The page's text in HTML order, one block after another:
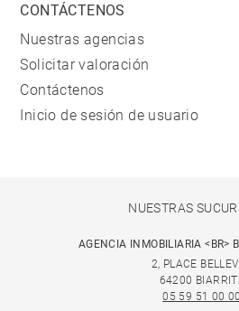
CONTÁCTENOS
Nuestras agencias
Solicitar valoración
Contáctenos
Inicio de sesión de usuario
NUESTRAS
AGENCIA INMOBILIARIA <BR>
2, PLACE
64200
05 59 51 00 00